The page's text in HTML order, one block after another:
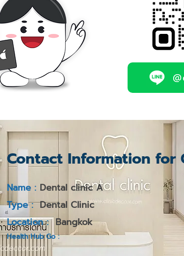
Contact Information for
Name : Dental clinic A
Type : Dental Clinic
Location : Bangkok
Health Hub Go :